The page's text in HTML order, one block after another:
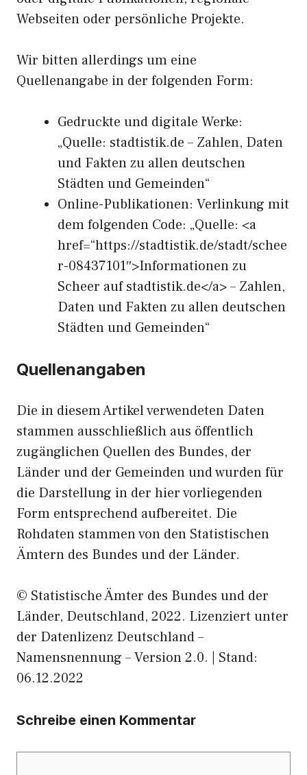
Webseiten oder persönliche Projekte.
Wir bitten allerdings um eine
Quellenangabe in der folgenden Form:
Gedruckte und digitale Werke:
„Quelle: stadtistik.de – Zahlen, Daten
und Fakten zu allen deutschen
Städten und Gemeinden“
Online-Publikationen: Verlinkung mit
dem folgenden Code: „Quelle: <a
href=“https://stadtistik.de/stadt/schee
r-08437101″>Informationen zu
Scheer auf stadtistik.de</a> – Zahlen,
Daten und Fakten zu allen deutschen
Städten und Gemeinden“
Quellenangaben
Die in diesem Artikel verwendeten Daten
stammen ausschließlich aus öffentlich
zugänglichen Quellen des Bundes, der
Länder und der Gemeinden und wurden für
die Darstellung in der hier vorliegenden
Form entsprechend aufbereitet. Die
Rohdaten stammen von den Statistischen
Ämtern des Bundes und der Länder.
© Statistische Ämter des Bundes und der
Länder, Deutschland, 2022. Lizenziert unter
der Datenlizenz Deutschland –
Namensnennung – Version 2.0. | Stand:
06.12.2022
Schreibe einen Kommentar